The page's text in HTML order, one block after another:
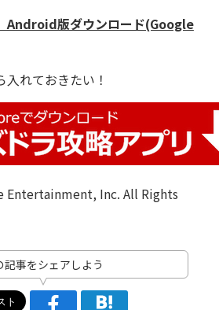
Android版ダウンロード(Google
れておきたい！
Entertainment, Inc. All Rights
記事をシェアしよう